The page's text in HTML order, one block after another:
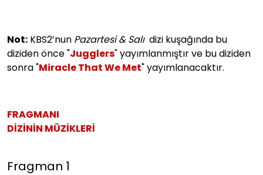
Not: KBS2’nun Pazartesi & Salıdizi kuşağında bu
diziden önce "Jugglers" yayımlanmıştır ve bu diziden
sonra "Miracle That We Met" yayımlanacaktır.
FRAGMANI
DİZİNİN MÜZİKLERİ
Fragman 1